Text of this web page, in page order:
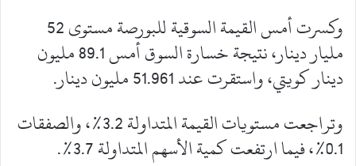
وكسرت أمس القيمة السوقية للبورصة مستوى 52
مليار دينار، نتيجة خسارة السوق أمس 89.1 مليون
دينار كويتي، واستقرت عند 51.961 مليون دينار.
وتراجعت مستويات القيمة المتداولة 3.2%، والصفقات
0.1%، فيما ارتفعت كمية الأسهم المتداولة 3.7%.